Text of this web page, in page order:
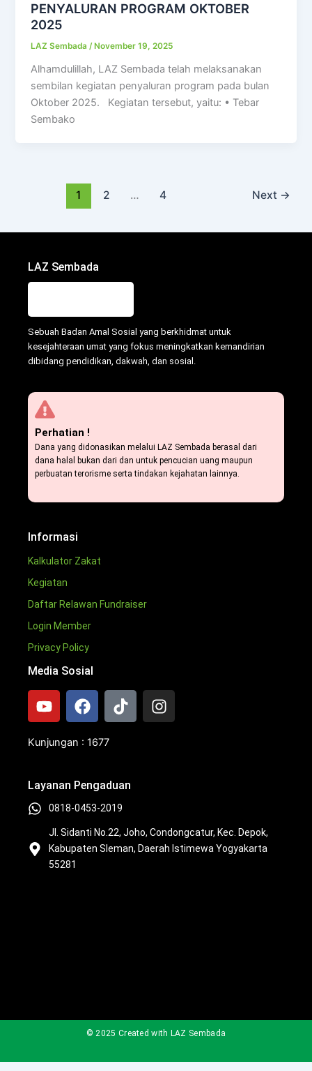
PENYALURAN PROGRAM OKTOBER
2025
LAZ Sembada/ November 19, 2025
Alhamdulillah, LAZ Sembada telah melaksanakan
sembilan kegiatan penyaluran program pada bulan
Oktober 2025. Kegiatan tersebut, yaitu: • Tebar
Sembako
1 2 … 4 Next →
LAZ Sembada
Sebuah Badan Amal Sosial yang berkhidmat untuk
kesejahteraan umat yang fokus meningkatkan kemandirian
dibidang pendidikan, dakwah, dan sosial.
Perhatian !
Dana yang didonasikan melalui LAZ Sembada berasal dari
dana halal bukan dari dan untuk pencucian uang maupun
perbuatan terorisme serta tindakan kejahatan lainnya.
Informasi
Kalkulator Zakat
Kegiatan
Daftar Relawan Fundraiser
Login Member
Privacy Policy
Media Sosial
Y
o
t
e
F
a
e
o
k
T
i
I
n
m
Kunjungan : 1677
Layanan Pengaduan
0818-0453-2019
Jl. Sidanti No.22, Joho, Condongcatur, Kec. Depok,
Kabupaten Sleman, Daerah Istimewa Yogyakarta
55281
© 2025 Created with LAZ Sembada